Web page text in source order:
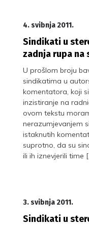
4. svibnja 2011.
Sindikati u
zadnja rupa na
U prošlom broju
sindikatima u
komentatora, koji
inzistiranje na
ovom tekstu
nerazumjevanjem
istaknutih
suprotno, da su
ili ih iznevjerili time
3. svibnja 2011.
Sindikati u